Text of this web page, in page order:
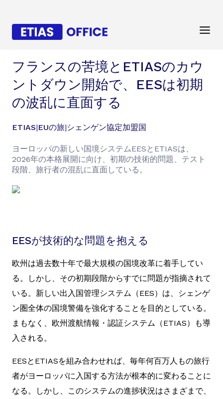
フランスの苦境とETIASのカウ
ントダウン開始で、EESは初期
の波乱に直面する
ETIAS|EUの旅|シェンゲン協定加盟国
ヨーロッパの新しい国境システムEESとETIASは、
2026年の本格展開に向け、初期の技術的問題、テスト
段階、旅行者の混乱に直面している。
EESが技術的な問題を抱える
欧州は過去数十年で最大規模の国境改革に着手してい
る。しかし、その初期段階からすでに問題が指摘されて
いる。新しい出入国管理システム（EES）は、シェンゲ
ン圏全体の国境警備を強化することを目的としている。
まもなく、欧州渡航情報・認証システム（ETIAS）も導
入される。
EESとETIASを組み合わせれば、毎年何百万人もの旅行
者がヨーロッパに入国する方法が根本的に変わることに
なる。しかし、このシステムの進捗状況はさまざまで、